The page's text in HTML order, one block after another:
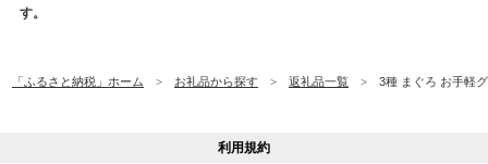
す。
「ふるさと納税」ホーム お礼品から探す 返礼品一覧 3種 まぐろ お手軽
利用規約